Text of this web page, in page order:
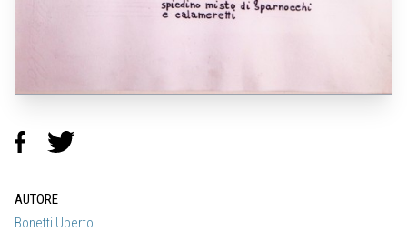
AUTORE
Bonetti Uberto